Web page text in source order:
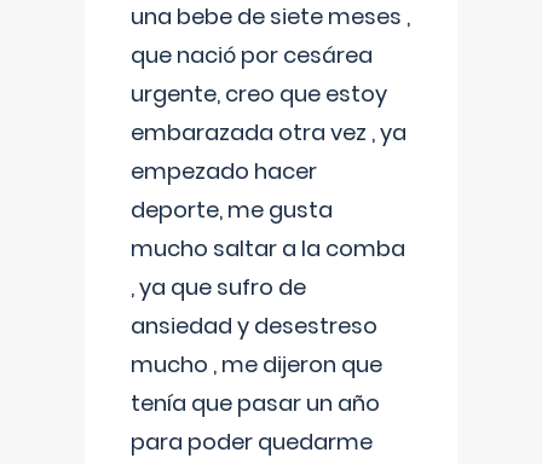
una bebe de siete meses ,
que nació por cesárea
urgente, creo que estoy
embarazada otra vez , ya
empezado hacer
deporte, me gusta
mucho saltar a la comba
, ya que sufro de
ansiedad y desestreso
mucho , me dijeron que
tenía que pasar un año
para poder quedarme